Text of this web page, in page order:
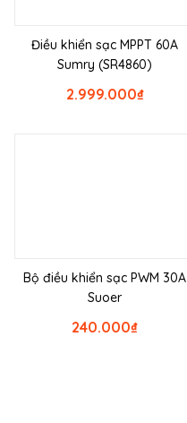
Điều khiển sạc MPPT 60A
Sumry (SR4860)
₫
2.999.000
Bộ điều khiển sạc PWM 30A
Suoer
₫
240.000